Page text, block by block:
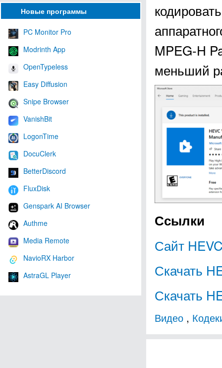
Новые программы
PC Monitor Pro
Modrinth App
OpenTypeless
Easy Diffusion
Snipe Browser
VanishBit
LogonTime
DocuClerk
BetterDiscord
FluxDisk
Genspark AI Browser
Authme
Media Remote
NavioRX Harbor
AstraGL Player
MPEG-H
меньший
Ссылки
Сайт
Скачать
Скачать
Видео ,